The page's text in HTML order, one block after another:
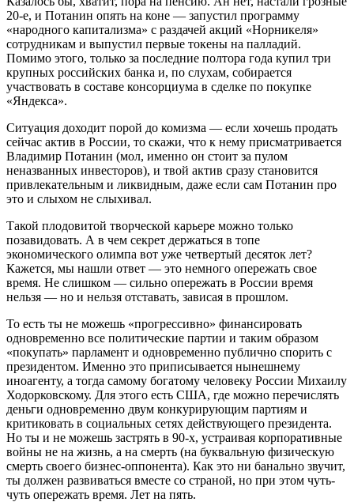
20‑е, и Потанин опять на коне — запустил программу
«народного капитализма» с раздачей акций «Норникеля»
сотрудникам и выпустил первые токены на палладий.
Помимо этого, только за последние полтора года купил три
крупных российских банка и, по слухам, собирается
участвовать в составе консорциума в сделке по покупке
«Яндекса».
Ситуация доходит порой до комизма — если хочешь продать
сейчас актив в России, то скажи, что к нему присматривается
Владимир Потанин (мол, именно он стоит за пулом
неназванных инвесторов), и твой актив сразу становится
привлекательным и ликвидным, даже если сам Потанин про
это и слыхом не слыхивал.
Такой плодовитой творческой карьере можно только
позавидовать. А в чем секрет держаться в топе
экономического олимпа вот уже четвертый десяток лет?
Кажется, мы нашли ответ — это немного опережать свое
время. Не слишком — сильно опережать в России время
нельзя — но и нельзя отставать, зависая в прошлом.
То есть ты не можешь «прогрессивно» финансировать
одновременно все политические партии и таким образом
«покупать» парламент и одновременно публично спорить с
президентом. Именно это приписывается нынешнему
иноагенту, а тогда самому богатому человеку России Михаилу
Ходорковскому. Для этого есть США, где можно перечислять
деньги одновременно двум конкурирующим партиям и
критиковать в социальных сетях действующего президента.
Но ты и не можешь застрять в 90‑х, устраивая корпоративные
войны не на жизнь, а на смерть (на буквальную физическую
смерть своего бизнес-оппонента). Как это ни банально звучит,
ты должен развиваться вместе со страной, но при этом чуть-
чуть опережать время. Лет на пять.